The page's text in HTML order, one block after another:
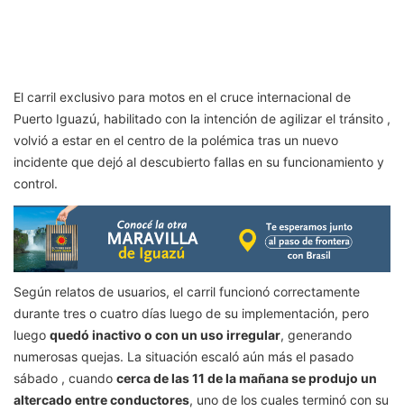
El carril exclusivo para motos en el cruce internacional de
Puerto Iguazú, habilitado con la intención de agilizar el tránsito ,
volvió a estar en el centro de la polémica tras un nuevo
incidente que dejó al descubierto fallas en su funcionamiento y
control.
Según relatos de usuarios, el carril funcionó correctamente
durante tres o cuatro días luego de su implementación, pero
luego quedó inactivo o con un uso irregular, generando
numerosas quejas. La situación escaló aún más el pasado
sábado , cuando cerca de las 11 de la mañana se produjo un
altercado entre conductores, uno de los cuales terminó con su